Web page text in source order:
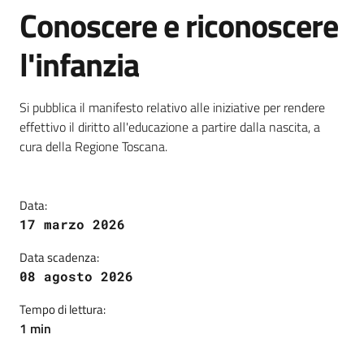
Conoscere e riconoscere
l'infanzia
Dettagli della notizia
Si pubblica il manifesto relativo alle iniziative per rendere
effettivo il diritto all'educazione a partire dalla nascita, a
cura della Regione Toscana.
Data:
17 marzo 2026
Data scadenza:
08 agosto 2026
Tempo di lettura:
1 min